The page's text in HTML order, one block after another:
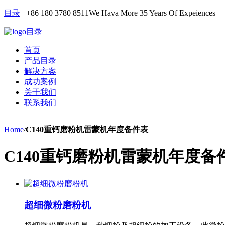
目录 +86 180 3780 8511We Hava More 35 Years Of Expeiences
目录
首页
产品目录
解决方案
成功案例
关于我们
联系我们
Home/C140重钙磨粉机雷蒙机年度备件表
C140重钙磨粉机雷蒙机年度备
超细微粉磨粉机